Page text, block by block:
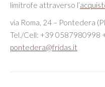
limitrofe attraverso l’
via Roma, 24 – Pontedera
Tel./Cell: +39 0587980998
pontedera@fridas.it